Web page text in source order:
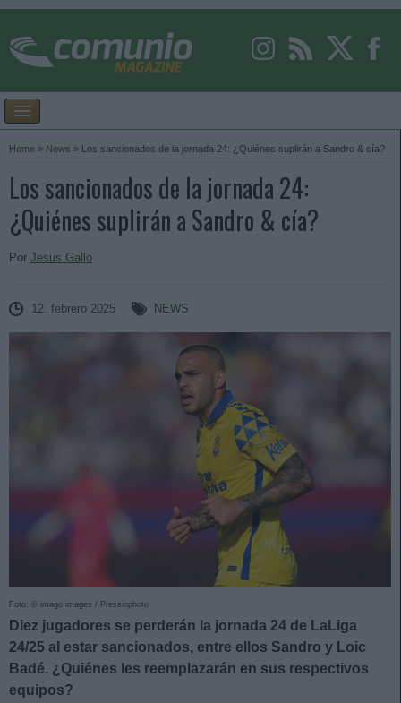
Home » News » Los sancionados de la jornada 24: ¿Quiénes suplirán a Sandro & cía?
Los sancionados de la jornada 24:
¿Quiénes suplirán a Sandro & cía?
Por Jesus Gallo
12. febrero 2025 NEWS
Foto: © imago images / Pressinphoto
Diez jugadores se perderán la jornada 24 de LaLiga
24/25 al estar sancionados, entre ellos Sandro y Loic
Badé. ¿Quiénes les reemplazarán en sus respectivos
equipos?